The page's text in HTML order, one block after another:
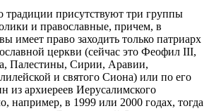
присутствуют три группы
и православные, причем, в
имеет право заходить только патриарх
церкви (сейчас это Феофил III,
Палестины, Сирии, Аравии,
и святого Сиона) или по его
из архиереев Иерусалимского
например, в 1999 или 2000 годах, тогда